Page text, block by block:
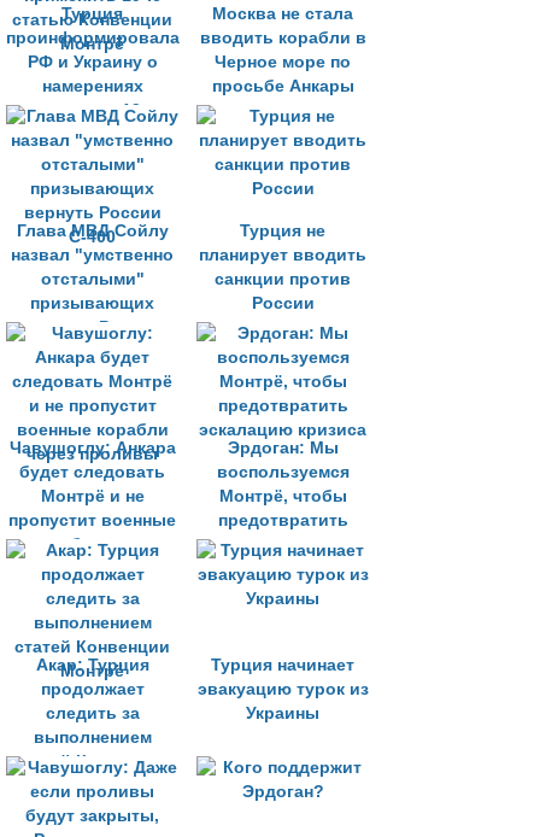
Турция
проинформировала
РФ и Украину о
намерениях
применить 19-ю
статью Конвенции
Монтрё
Москва не стала
вводить корабли в
Черное море по
просьбе Анкары
Глава МВД Сойлу
назвал "умственно
отсталыми"
призывающих
вернуть России
С-400
Турция не
планирует вводить
санкции против
России
Чавушоглу: Анкара
будет следовать
Монтрё и не
пропустит военные
корабли через
проливы
Эрдоган: Мы
воспользуемся
Монтрё, чтобы
предотвратить
эскалацию кризиса
Акар: Турция
продолжает
следить за
выполнением
статей Конвенции
Монтрё
Турция начинает
эвакуацию турок из
Украины